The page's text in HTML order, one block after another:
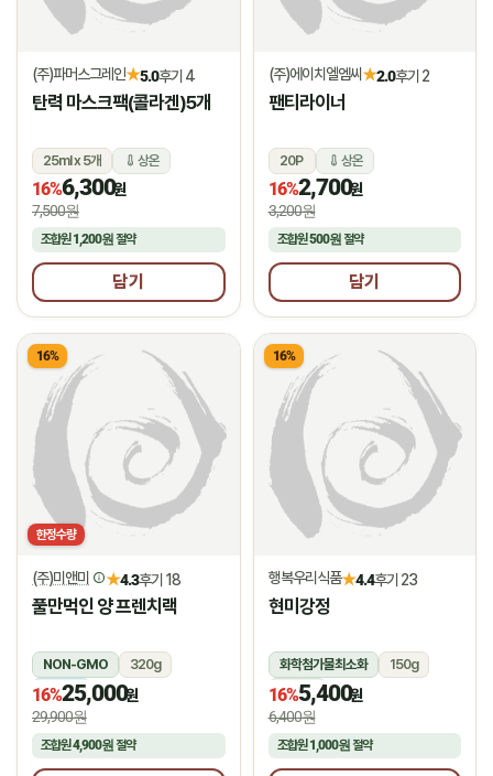
(주)파머스그레인★5.0후기 4
탄력 마스크팩(콜라겐)5개
25ml x 5개 상온
16%6,300원
7,500원
조합원1,200원 절약
담기
(주)에이치엘엠씨★2.0후기 2
팬티라이너
20P 상온
16%2,700원
3,200원
조합원500원절약
담기
16%
한정수량
(주)미앤미 ★4.3후기 18
풀만먹인 양 프렌치랙
NON-GMO
320g
냉동
16%25,000원
29,900원
조합원4,900원 절약
16%
행복우리식품★4.4후기 23
현미강정
화학첨가물최소화
150g
상온
16%5,400원
6,400원
조합원1,000원절약